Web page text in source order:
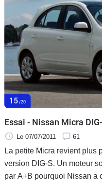
15 /20
Essai - Nissan Micra
Le 07/07/2011 61
La petite Micra revient plus
version DIG-S. Un moteur
par A+B pourquoi Nissan a